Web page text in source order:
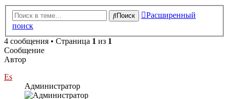
Поиск
Расширенный
поиск
4 сообщения • Страница 1 из 1
Сообщение
Автор
Es
Администратор